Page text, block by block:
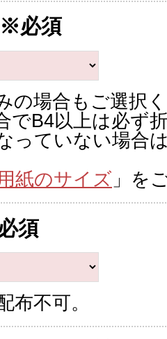
※必須
の場合もご選択
でB4以上は必ず
っていない場合
紙のサイズ 」を
須
不可。